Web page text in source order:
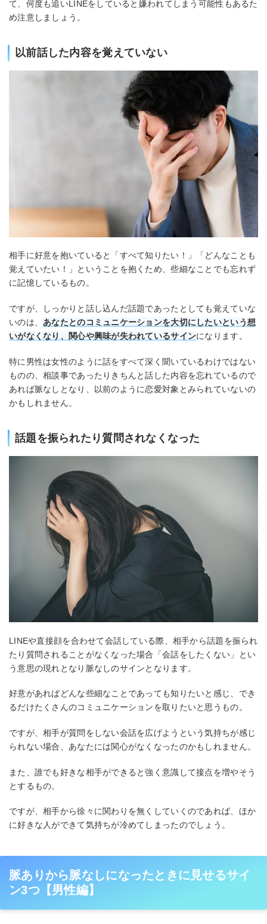
て、何度も追いLINEをしていると嫌われてしまう可能性もあるた
め注意しましょう。
以前話した内容を覚えていない
相手に好意を抱いていると「すべて知りたい！」「どんなことも
覚えていたい！」ということを抱くため、些細なことでも忘れず
に記憶しているもの。
ですが、しっかりと話し込んだ話題であったとしても覚えていな
いのは、 あなたとのコミュニケーションを大切にしたいという想
いがなくなり、関心や興味が失われているサインになります。
特に男性は女性のように話をすべて深く聞いているわけではない
ものの、相談事であったりきちんと話した内容を忘れているので
あれば脈なしとなり、以前のように恋愛対象とみられていないの
かもしれません。
話題を振られたり質問されなくなった
LINEや直接顔を合わせて会話している際、相手から話題を振られ
たり質問されることがなくなった場合「会話をしたくない」とい
う意思の現れとなり脈なしのサインとなります。
好意があればどんな些細なことであっても知りたいと感じ、でき
るだけたくさんのコミュニケーションを取りたいと思うもの。
ですが、相手が質問をしない会話を広げようという気持ちが感じ
られない場合、あなたには関心がなくなったのかもしれません。
また、誰でも好きな相手ができると強く意識して接点を増やそう
とするもの。
ですが、相手から徐々に関わりを無くしていくのであれば、ほか
に好きな人ができて気持ちが冷めてしまったのでしょう。
脈ありから脈なしになったときに見せるサイ
ン3つ【男性編】